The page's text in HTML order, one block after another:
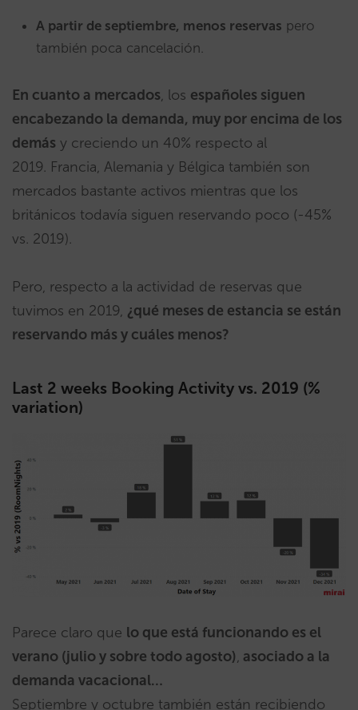
A partir de septiembre, menos reservas pero
también poca cancelación.
En cuanto a mercados, los españoles siguen
encabezando la demanda, muy por encima de los
demás y creciendo un 40% respecto al
2019. Francia, Alemania y Bélgica también son
mercados bastante activos mientras que los
británicos todavía siguen reservando poco (-45%
vs. 2019).
Pero, respecto a la actividad de reservas que
tuvimos en 2019, ¿qué meses de estancia se están
reservando más y cuáles menos?
Last 2 weeks Booking Activity vs. 2019 (%
variation)
Parece claro que lo que está funcionando es el
verano (julio y sobre todo agosto), asociado a la
demanda vacacional…
Septiembre y octubre también están recibiendo